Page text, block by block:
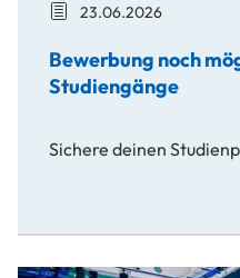
23.06.2026
Bewerbung noch
Studiengänge
Sichere deinen